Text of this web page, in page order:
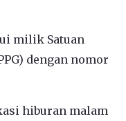
milik Satuan
dengan nomor
hiburan malam